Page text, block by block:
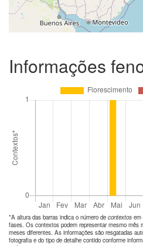
Informações
*A altura das barras indica o número de contextos em
fases. Os contextos podem representar mesmo mês
meses diferentes. As informações são resgatadas
fotografia e do tipo de detalhe contido conforme